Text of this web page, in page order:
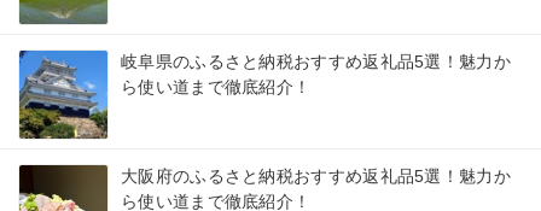
岐阜県のふるさと納税おすすめ返礼品5選！魅力か
ら使い道まで徹底紹介！
大阪府のふるさと納税おすすめ返礼品5選！魅力か
ら使い道まで徹底紹介！